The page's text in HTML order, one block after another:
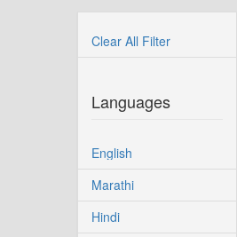
Clear All Filter
Languages
English
Marathi
Hindi